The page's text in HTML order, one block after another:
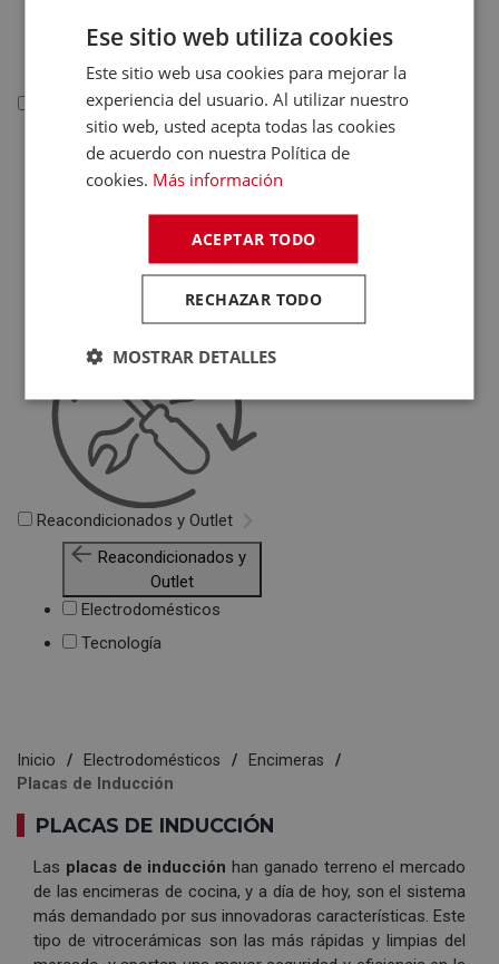
Juguetes
Telefonía
Telefonía
Teléfonos Fijos
Accesorios Telefonía
Fundas Teléfonos
Reacondicionados y Outlet
Reacondicionados y
Outlet
Electrodomésticos
Tecnología
Inicio Electrodomésticos
Encimeras
Placas de Inducción
PLACAS DE INDUCCIÓN
Las placas de inducción han ganado terreno el mercado
de las encimeras de cocina, y a día de hoy, son el sistema
más demandado por sus innovadoras características. Este
tipo de vitrocerámicas son las más rápidas y limpias del
Ese sitio web utiliza cookies
Este sitio web usa cookies para mejorar la
experiencia del usuario. Al utilizar nuestro
sitio web, usted acepta todas las cookies
de acuerdo con nuestra Política de
cookies. Más información
ACEPTAR TODO
RECHAZAR TODO
MOSTRAR DETALLES